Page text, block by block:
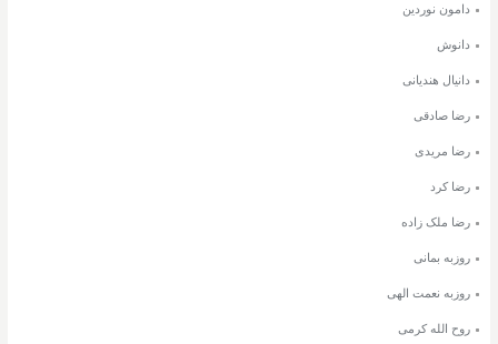
دامون نوردین
دانوش
دانیال هندیانی
رضا صادقی
رضا مریدی
رضا کرد
رضا ملک زاده
روزبه بمانی
روزبه نعمت الهی
روح الله کرمی